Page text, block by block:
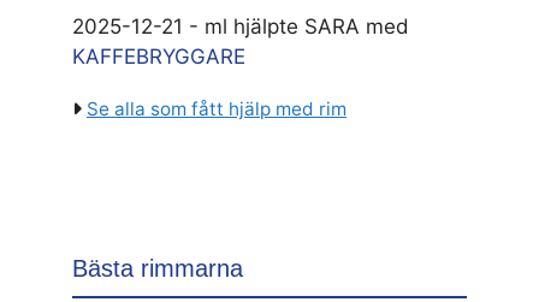
2025-12-21 - ml hjälpte SARA med
KAFFEBRYGGARE
Se alla som fått hjälp med rim
Bästa rimmarna